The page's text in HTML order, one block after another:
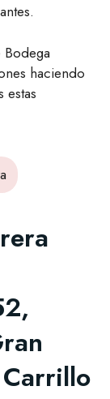
Bodega
haciendo